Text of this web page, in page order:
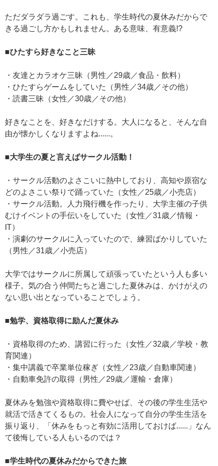
ただダラダラ過ごす。これも、学生時代の夏休みだからで
きる過ごし方かもしれません。ある意味、有意義!?
■ひたすら好きなこと三昧
・友達とカラオケ三昧（男性／29歳／食品・飲料）
・ひたすらゲームをしていた（男性／34歳／その他）
・読書三昧（女性／30歳／その他）
好きなことを、好きなだけする。大人になると、そんな自
由が懐かしくなりますよね......。
■大学生の夏と言えばサークル活動！
・サークル活動のよさこいに熱中しており、高知や原宿な
どのよさこい祭りで踊っていた（女性／25歳／小売店）
・サークル活動。人力飛行機を作ったり、大学主催の子供
むけイベントの手伝いをしていた（女性／31歳／情報・
IT）
・演劇のサークルに入っていたので、練習ばかりしていた
（男性／31歳／小売店）
大学ではサークルに所属して頑張っていたという人も多い
様子。気の合う仲間たちと過ごした夏休みは、かけがえの
ない思い出となっていることでしょう。
■勉学、資格取得に励んだ夏休み
・資格取得のため、講習に行った（女性／32歳／学校・教
育関連）
・集中講義で卒業単位稼ぎ（女性／23歳／自動車関連）
・自動車免許の取得（男性／29歳／運輸・倉庫）
夏休みを勉強や資格取得に費やせば、その後の学生生活や
就活で活きてくるもの。社会人になって自分の学生生活を
振り返り、「休みをもっと有効に活用しておけば......」なん
て後悔している人もいるのでは？
■学生時代の夏休みだからできた旅